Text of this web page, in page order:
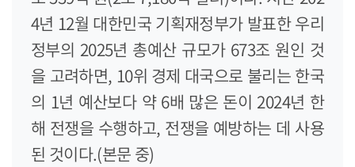
4년 12월 대한민국 기획재정부가 발표한 우리
정부의 2025년 총예산 규모가 673조 원인 것
을 고려하면, 10위 경제 대국으로 불리는 한국
의 1년 예산보다 약 6배 많은 돈이 2024년 한
해 전쟁을 수행하고, 전쟁을 예방하는 데 사용
된 것이다.(본문 중)